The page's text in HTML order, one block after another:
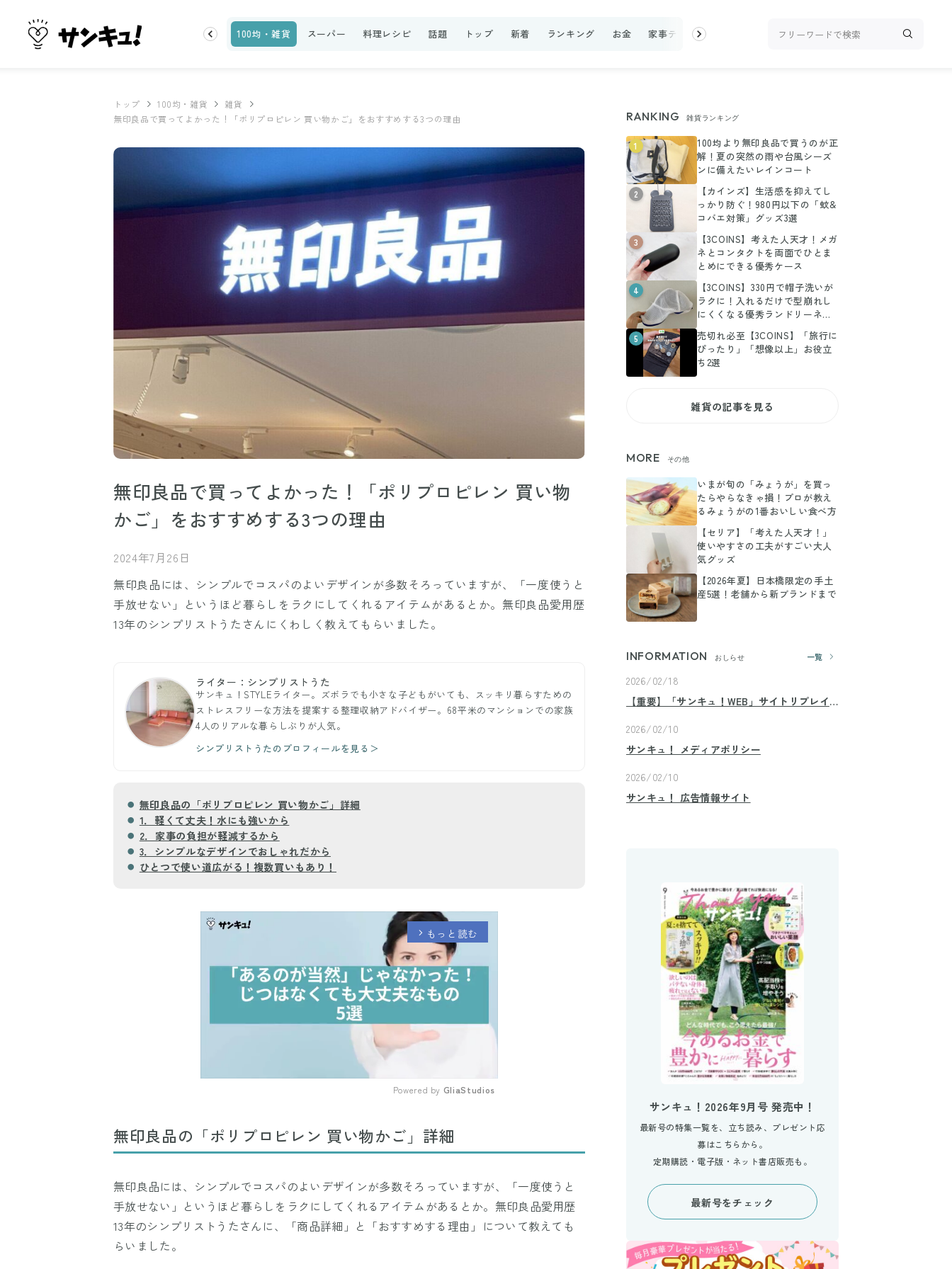
家事テク 収納・片付け ビューティ 100均・雑貨 スーパー 料理レシピ 話題 トップ 新着 ランキング お金 家事テク 収納・片付け ビューティ 100均・雑貨
トップ 100均・雑貨
雑貨
無印良品で買ってよかった！「ポリプロピレン 買い物かご」をおすすめする3つの理由
無印良品で買ってよかった！「ポリプロピレン 買い物
かご」をおすすめする3つの理由
2024年7月26日
無印良品には、シンプルでコスパのよいデザインが多数そろっていますが、「一度使うと
手放せない」というほど暮らしをラクにしてくれるアイテムがあるとか。無印良品愛用歴
13年のシンプリストうたさんにくわしく教えてもらいました。
ライター：シンプリストうた
サンキュ！STYLEライター。ズボラでも小さな子どもがいても、スッキリ暮らすための
ストレスフリーな方法を提案する整理収納アドバイザー。68平米のマンションでの家族
4人のリアルな暮らしぶりが人気。
シンプリストうたのプロフィールを見る＞
無印良品の「ポリプロピレン 買い物かご」詳細
1．軽くて丈夫！水にも強いから
2．家事の負担が軽減するから
3．シンプルなデザインでおしゃれだから
ひとつで使い道広がる！複数買いもあり！
arrow_forward_ios もっと読む
Mute
Powered by GliaStudios
無印良品の「ポリプロピレン 買い物かご」詳細
無印良品には、シンプルでコスパのよいデザインが多数そろっていますが、「一度使うと
手放せない」というほど暮らしをラクにしてくれるアイテムがあるとか。無印良品愛用歴
13年のシンプリストうたさんに、「商品詳細」と「おすすめする理由」について教えても
らいました。
RANKING 雑貨ランキング
1
100均より無印良品で買うのが正
解！夏の突然の雨や台風シーズ
ンに備えたいレインコート
2
【カインズ】生活感を抑えてし
っかり防ぐ！980円以下の「蚊&
コバエ対策」グッズ3選
3
【3COINS】考えた人天才！メガ
ネとコンタクトを両面でひとま
とめにできる優秀ケース
4
【3COINS】330円で帽子洗いが
ラクに！入れるだけで型崩れし
にくくなる優秀ランドリーネッ
5
売切れ必至【3COINS】「旅行に
ぴったり」「想像以上」お役立
ち2選
雑貨の記事を見る
MORE その他
いまが旬の「みょうが」を買っ
たらやらなきゃ損！プロが教え
るみょうがの1番おいしい食べ方
【セリア】「考えた人天才！」
使いやすさの工夫がすごい大人
気グッズ
【2026年夏】日本橋限定の手土
産5選！老舗から新ブランドまで
INFORMATION おしらせ 一覧
2026/02/18
【重要】「サンキュ！WEB」サイトリプレイ
2026/02/10
サンキュ！ メディアポリシー
2026/02/10
サンキュ！ 広告情報サイト
サンキュ！2026年9月号 発売中！
最新号の特集一覧を、立ち読み、プレゼント応
募はこちらから。
定期購読・電子版・ネット書店販売も。
最新号をチェック